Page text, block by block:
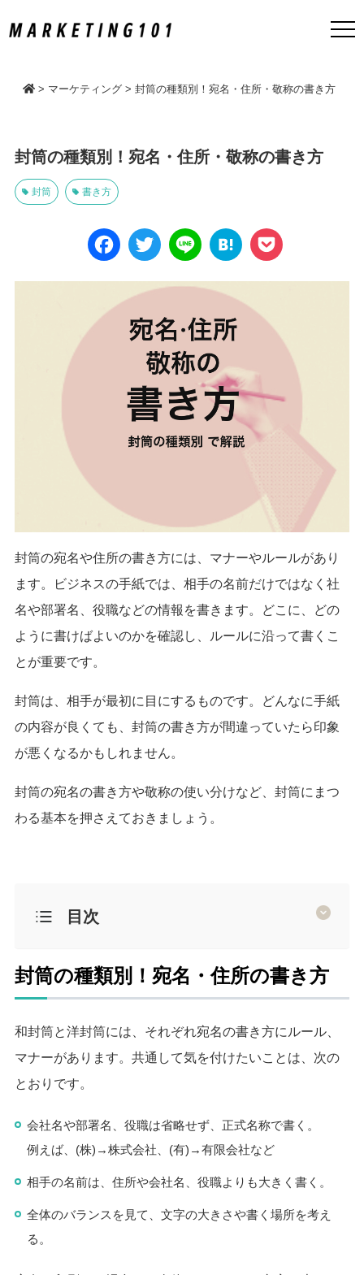
> マーケティング > 封筒の種類別！宛名・住所・敬称の書き方
封筒の種類別！宛名・住所・敬称の書き方
封筒 書き方
Face
book
Twitt
er
Line Hate
na
Pock
封筒の宛名や住所の書き方には、マナーやルールがあり
ます。
ビジネスの手紙では、相手の名前だけではなく社
名や部署名、役職などの情報を書きます。
どこに、どの
ように書けばよいのかを確認し、ルールに沿って書くこ
とが重要です。
封筒は、相手が最初に目にするものです。
どんなに手紙
の内容が良くても、封筒の書き方が間違っていたら印象
が悪くなるかもしれません。
封筒の宛名の書き方や敬称の使い分けなど、封筒にまつ
わる基本を押さえておきましょう。
目次
封筒の種類別！宛名・住所の書き方
和封筒と洋封筒には、それぞれ宛名の書き方にルール、
マナーがあります。 共通して気を付けたいことは、次の
とおりです。
会社名や部署名、役職は省略せず、正式名称で書く。
例えば、(株)→株式会社、(有)→有限会社など
相手の名前は、住所や会社名、役職よりも大きく書く。
全体のバランスを見て、文字の大きさや書く場所を考え
る。